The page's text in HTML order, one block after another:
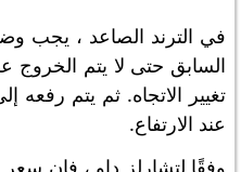
في الترند الصاعد ، يجب
السابق حتى لا يتم الخروج
تغيير الاتجاه. ثم يتم
عند الارتفاع.
وفقًا لتشارلز داو ، فإن